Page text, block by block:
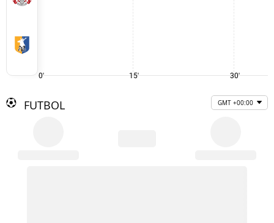
0' 15' 30'
FUTBOL GMT +00:00